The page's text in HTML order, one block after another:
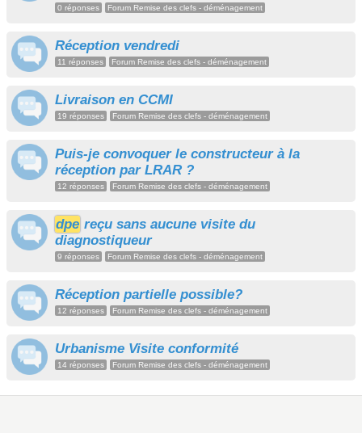
0 réponses Forum Remise des clefs - déménagement
Réception vendredi
11 réponses Forum Remise des clefs - déménagement
Livraison en CCMI
19 réponses Forum Remise des clefs - déménagement
Puis-je convoquer le constructeur à la
réception par LRAR ?
12 réponses Forum Remise des clefs - déménagement
dpe reçu sans aucune visite du
diagnostiqueur
9 réponses Forum Remise des clefs - déménagement
Réception partielle possible?
12 réponses Forum Remise des clefs - déménagement
Urbanisme Visite conformité
14 réponses Forum Remise des clefs - déménagement